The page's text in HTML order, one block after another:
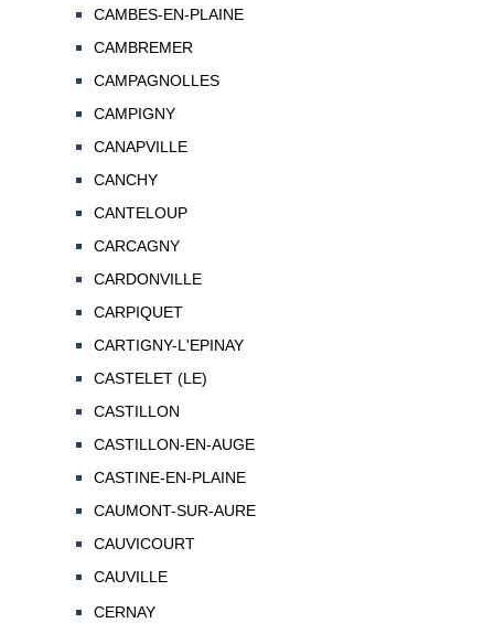
CAMBES-EN-PLAINE
CAMBREMER
CAMPAGNOLLES
CAMPIGNY
CANAPVILLE
CANCHY
CANTELOUP
CARCAGNY
CARDONVILLE
CARPIQUET
CARTIGNY-L'EPINAY
CASTELET (LE)
CASTILLON
CASTILLON-EN-AUGE
CASTINE-EN-PLAINE
CAUMONT-SUR-AURE
CAUVICOURT
CAUVILLE
CERNAY